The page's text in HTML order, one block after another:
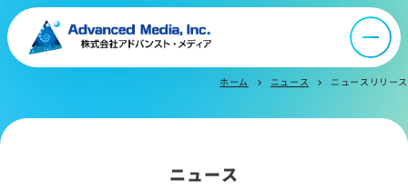
ニュース
採用情報
ホーム chevron_right ニュース chevron_right ニュースリリース
ニュース